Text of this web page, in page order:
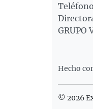
GRUPO
Hecho
© 2026